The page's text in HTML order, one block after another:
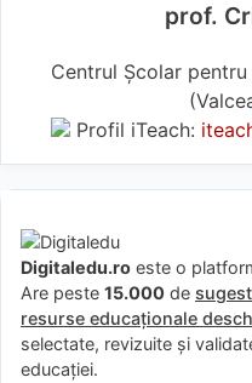
prof.
Centrul Școlar
Profil iTeach:
Digitaledu.ro este o
Are peste 15.000 de
resurse educaționale
selectate, revizuite și
educației.